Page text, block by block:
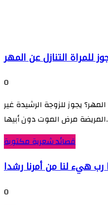
للمراة التنازل عن المهر
0
يجوز للزوجة الرشيدة غير
أبيها...
قصائد شعرية مكتوبة
رب هيء لنا من أمرنا رشدا
0